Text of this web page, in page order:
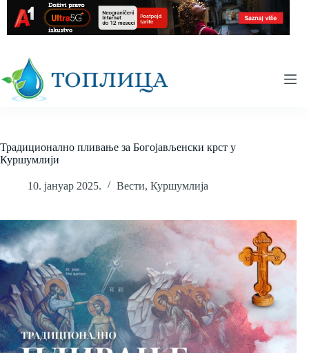
content
Традиционално пливање за Богојављенски крст у
Куршумлији
10. јануар 2025. Вести, Куршумлија